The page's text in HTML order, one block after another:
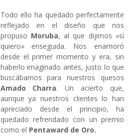
Todo ello ha quedado perfectamente
reflejado en el diseño que nos
propuso Moruba, al que dijimos «sí
quiero» enseguida. Nos enamoró
desde el primer momento y era, sin
haberlo imaginado antes, justo lo que
buscábamos para nuestros quesos
Amado Charra. Un acierto que,
aunque ya nuestros clientes lo han
apreciado desde el principio, ha
quedado refrendado con un premio
como el Pentaward de Oro.